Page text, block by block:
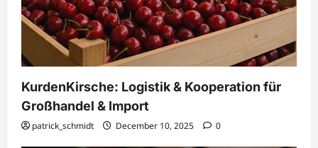
KurdenKirsche: Logistik & Kooperation für
Großhandel & Import
patrick_schmidt December 10, 2025 0